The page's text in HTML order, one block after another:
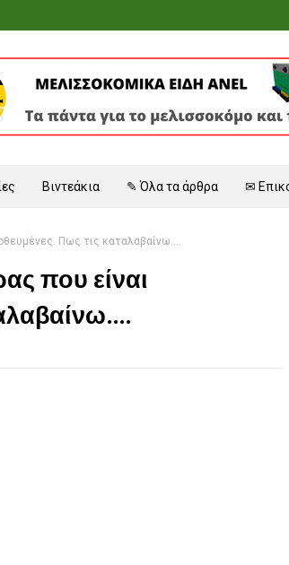
Βιντεάκια ✎ Όλα τα άρθρα ✉
Πως τις καταλαβαίνω....
που είναι